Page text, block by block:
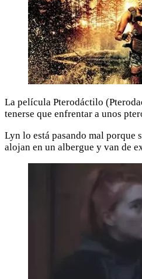
La película Pterodáctilo
tenerse que enfrentar a unos
Lyn lo está pasando mal porque
alojan en un albergue y van de